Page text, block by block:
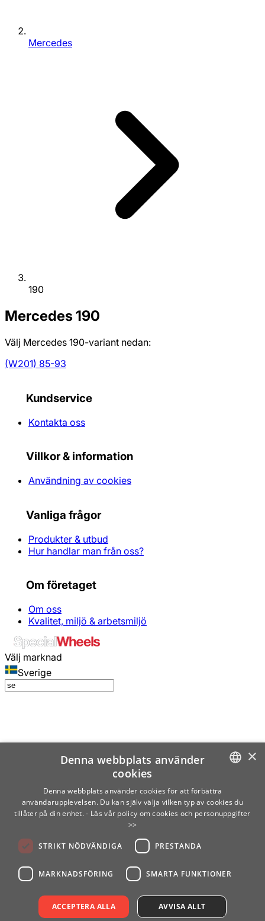
Mercedes
190
Mercedes190
Välj Mercedes 190-variant nedan:
(W201) 85-93
Kundservice
Kontakta oss
Villkor & information
Användning av cookies
Vanliga frågor
Produkter & utbud
Hur handlar man från oss?
Om företaget
Om oss
Kvalitet, miljö & arbetsmiljö
Välj marknad
Sverige
SWEDISH
×
Denna webbplats använder
cookies
Denna webbplats använder cookies för att förbättra
användarupplevelsen. Du kan själv välja vilken typ av cookies du
tillåter på din enhet. - Läs vår policy om cookies och personuppgifter
>>
STRIKT NÖDVÄNDIGA PRESTANDA
MARKNADSFÖRING SMARTA FUNKTIONER
ACCEPTERA ALLA AVVISA ALLT